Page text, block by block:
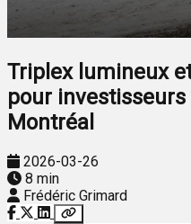
Triplex lumineux
pour
Montréal
2026-03-26
8 min
Frédéric Grimard